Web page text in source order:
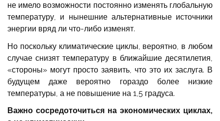
не имело возможности постоянно изменять глобальную
температуру, и нынешние альтернативные источники
энергии вряд ли что-либо изменят.
Но поскольку климатические циклы, вероятно, в любом
случае снизят температуру в ближайшие десятилетия,
«стороны» могут просто заявить, что это их заслуга. В
будущем даже вероятно гораздо более низкие
температуры, а не повышение на 1,5 градуса.
Важно сосредоточиться на экономических циклах,